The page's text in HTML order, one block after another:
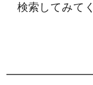
検索してみて